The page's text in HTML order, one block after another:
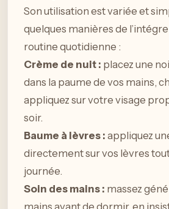
Son utilisation est variée et
quelques manières de
routine quotidienne :
Crème de nuit : placez une
dans la paume de vos mains,
appliquez sur votre visage
soir.
Baume à lèvres : appliquez
directement sur vos lèvres
journée.
Soin des mains : massez
mains avant de dormir, en